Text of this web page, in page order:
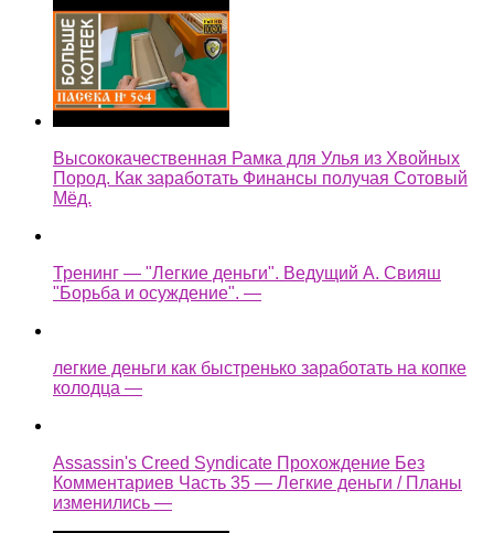
Высококачественная Рамка для Улья из Хвойных
Пород. Как заработать Финансы получая Сотовый
Мёд.
Тренинг — "Легкие деньги". Ведущий А. Свияш
"Борьба и осуждение". —
легкие деньги как быстренько заработать на копке
колодца —
Assassin's Creed Syndicate Прохождение Без
Комментариев Часть 35 — Легкие деньги / Планы
изменились —